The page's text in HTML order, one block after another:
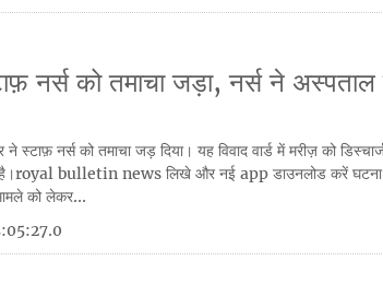
नर्स को तमाचा जड़ा, नर्स ने
नर्स को तमाचा जड़ दिया। यह विवाद वार्ड में मरीज़ को
है।royal bulletin news लिखे और नई app डाउनलोड करें घटना
को लेकर...